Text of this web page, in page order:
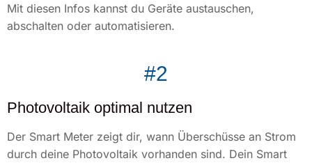
Mit diesen Infos kannst du Geräte austauschen,
abschalten oder automatisieren.
#2
Photovoltaik optimal nutzen
Der Smart Meter zeigt dir, wann Überschüsse an Strom
durch deine Photovoltaik vorhanden sind. Dein Smart